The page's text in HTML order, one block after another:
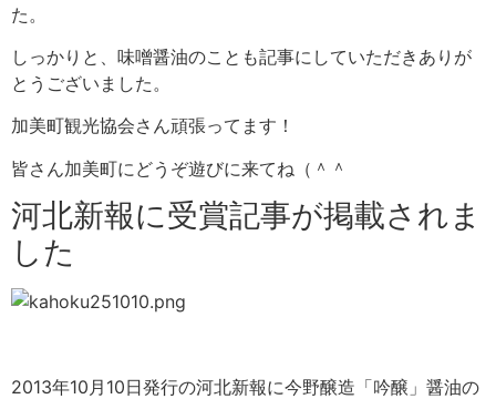
た。
しっかりと、味噌醤油のことも記事にしていただきありが
とうございました。
加美町観光協会さん頑張ってます！
皆さん加美町にどうぞ遊びに来てね（＾＾
河北新報に受賞記事が掲載されま
した
2013年10月10日発行の河北新報に今野醸造「吟醸」醤油の